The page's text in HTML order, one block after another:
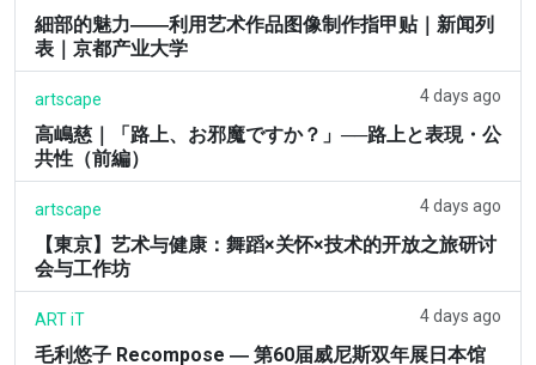
細部的魅力――利用艺术作品图像制作指甲贴｜新闻列
表｜京都产业大学
artscape 4 days ago
高嶋慈｜「路上、お邪魔ですか？」──路上と表現・公
共性（前編）
artscape 4 days ago
【東京】艺术与健康：舞蹈×关怀×技术的开放之旅研讨
会与工作坊
ART iT 4 days ago
毛利悠子 Recompose ― 第60届威尼斯双年展日本馆